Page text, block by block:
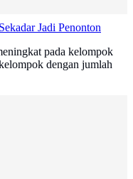
Jadi Penonton
pada kelompok
dengan jumlah